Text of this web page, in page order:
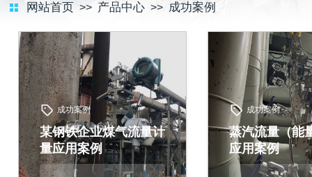
网站首页 >> 产品中心 >> 成功案例
成功案例
某钢铁企业煤气流量计
量应用案例
成功案例
蒸汽流量（能
应用案例